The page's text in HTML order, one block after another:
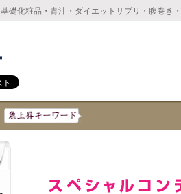
基礎化粧品・青汁・ダイエットサプリ・腹巻き